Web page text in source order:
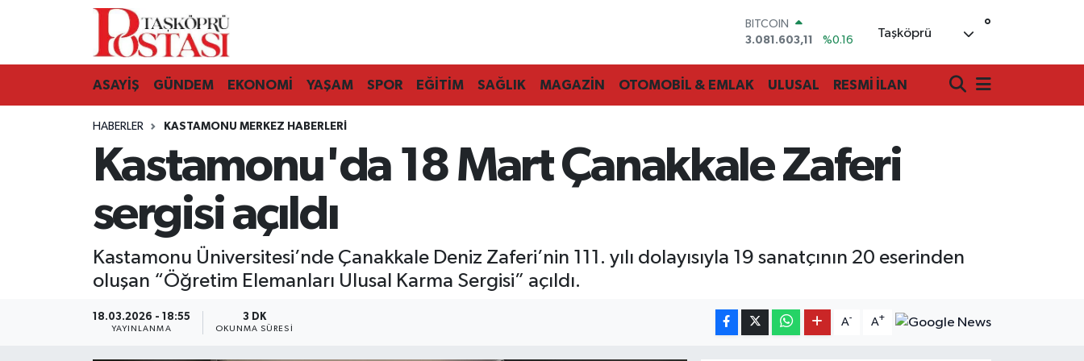
DOLAR
47,6704
%0
STERLİN
64,2143
%0
BİST100
13.799
%70
Taşköprü °
ASAYİŞ GÜNDEM EKONOMİ YAŞAM SPOR EĞİTİM SAĞLIK MAGAZİN OTOMOBİL & EMLAK ULUSAL RESMİ İLAN
HABERLER KASTAMONU MERKEZ HABERLERI
Kastamonu'da 18 Mart Çanakkale Zaferi
sergisi açıldı
Kastamonu Üniversitesi’nde Çanakkale Deniz Zaferi’nin 111. yılı dolayısıyla 19 sanatçının 20 eserinden
oluşan “Öğretim Elemanları Ulusal Karma Sergisi” açıldı.
18.03.2026 - 18:55
YAYINLANMA
3 DK
OKUNMA SÜRESI
A- A+
Kastamonu Vefat Edenler
Araç Haberleri
Azdavay Haberleri
Bozkurt Haberleri